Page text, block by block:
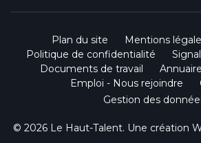
Plan du site Mentions
Politique de confidentialité
Documents de travail
Emploi - Nous rejoindre
Gestion des
© 2026 Le Haut-Talent. Une création